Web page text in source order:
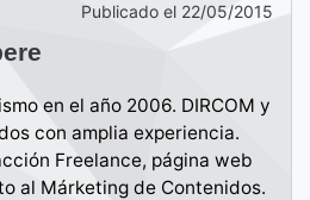
Publicado el 22/05/2015
en el año 2006. DIRCOM y
con amplia experiencia.
Freelance, página web
al Márketing de Contenidos.